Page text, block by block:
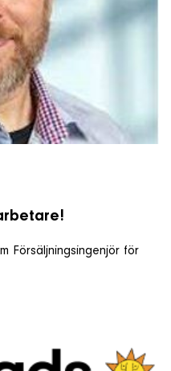
Försäljningsingenjör för